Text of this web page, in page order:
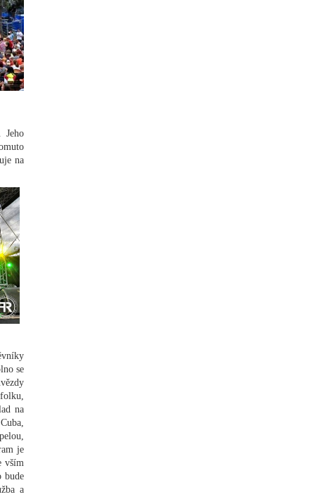
Jeho
na
se
na
je
vším
bude
a